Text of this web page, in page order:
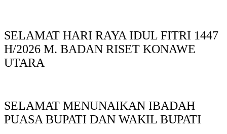
SELAMAT HARI RAYA IDUL FITRI 1447
H/2026 M. BADAN RISET KONAWE
UTARA
SELAMAT MENUNAIKAN IBADAH
PUASA BUPATI DAN WAKIL BUPATI